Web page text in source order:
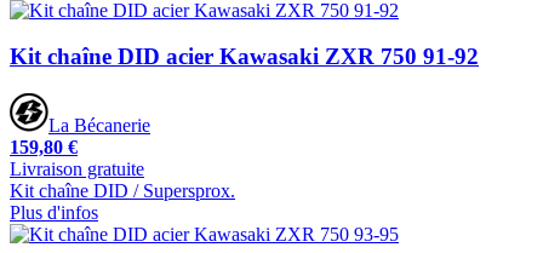
Kit chaîne DID acier Kawasaki ZXR 750 91-92
La Bécanerie
159,80 €
Livraison gratuite
Kit chaîne DID / Supersprox.
Plus d'infos